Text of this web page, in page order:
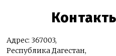
Адрес: 367003,
Республика Дагестан,